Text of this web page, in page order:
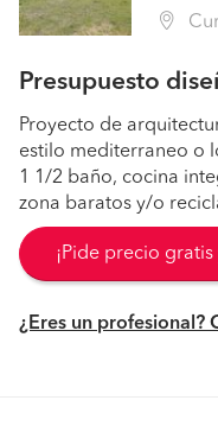
Presupuesto
Proyecto de
estilo mediterraneo o
1 1/2 baño, cocina
zona baratos y/o
¡Pide precio
¿Eres un profesional?